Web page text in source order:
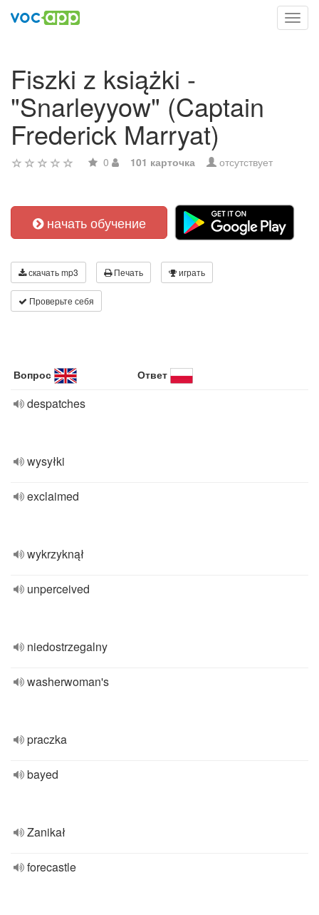
Fiszki z książki -
"Snarleyyow" (Captain
Frederick Marryat)
0 101 карточка отсутствует
начать обучение
скачать mp3 Печать играть
Проверьте себя
Вопрос Ответ
despatches
wysyłki
exclaimed
wykrzyknął
unperceived
niedostrzegalny
washerwoman's
praczka
bayed
Zanikał
forecastle